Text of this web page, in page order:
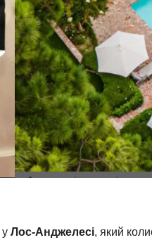
у Лос-Анджелесі, який